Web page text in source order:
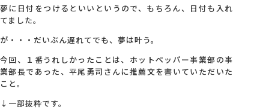
お問い合わせ
夢に日付をつけるといいというので、もちろん、日付も入れ
てました。
が・・・だいぶん遅れてでも、夢は叶う。
今回、１番うれしかったことは、ホットペッパー事業部の事
業部長であった、平尾勇司さんに推薦文を書いていただいた
こと。
↓一部抜粋です。